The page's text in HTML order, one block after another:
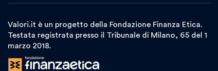
Valori.it è un progetto della Fondazione Finanza Etica.
Testata registrata presso il Tribunale di Milano, 65 del 1
marzo 2018.